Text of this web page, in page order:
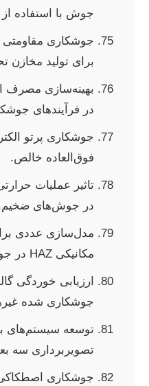
جوش با استفاده
برای تولید مخازن
بهینه‌سازی مصرف
در فرآیندهای
جوشکاری پرتو
فوق‌العاده خالص.
تاثیر عملیات
در جوش‌های
مدل‌سازی عددی
مکانیکی HAZ در جوشکاری چند پاسه.
ارزیابی خوردگی
جوشکاری شده
تصویربرداری سه